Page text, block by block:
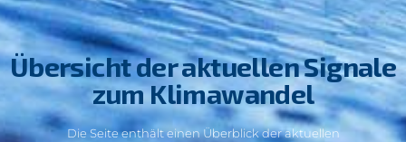
Übersicht der aktuellen Signale
zum Klimawandel
Die Seite enthält einen Überblick der aktuellen